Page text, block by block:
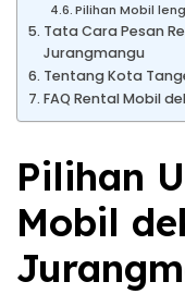
Pilihan Mobil
Tata Cara Pesan
Jurangmangu
Tentang Kota
FAQ Rental Mobil
Pilihan
Mobil